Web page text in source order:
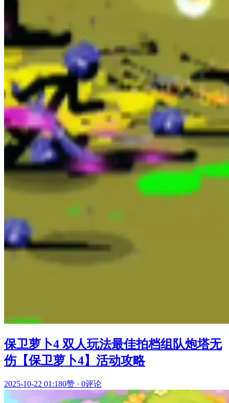
保卫萝卜4 双人玩法最佳拍档组队炮塔无
伤【保卫萝卜4】活动攻略
2025-10-22 01:180赞 · 0评论